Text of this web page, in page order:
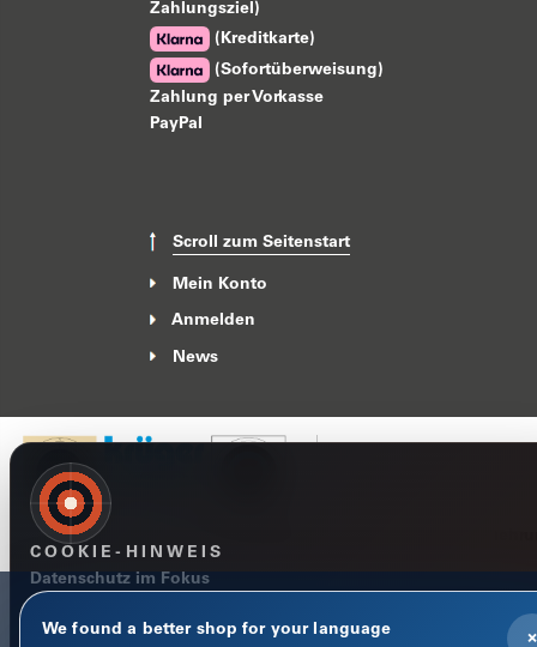
Zahlungsziel)
(Kreditkarte)
(Sofortüberweisung)
Zahlung per Vorkasse
PayPal
Scroll zum Seitenstart
Mein Konto
Anmelden
News
Impressum
×
We found a better shop for your language
COOKIE-HINWEIS
Datenschutz im Fokus
Notwendige Cookies halten Warenkorb, Sprache und
stabil. Optionale Statistik-Cookies helfen uns, den Shop